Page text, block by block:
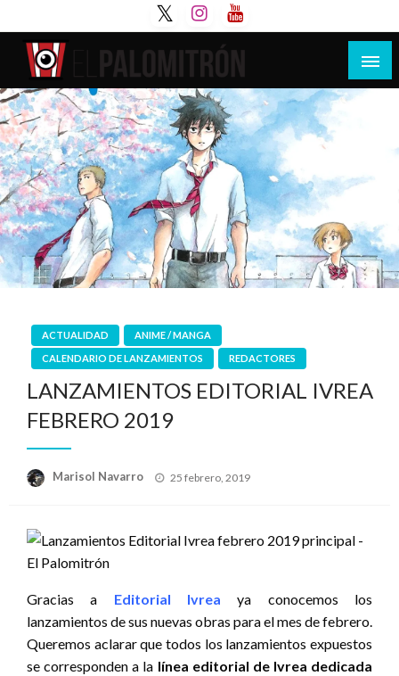
al
contenido
El Palomitrón
Tu espacio de la industria de cine española y
latinoamericana
ACTUALIDAD
ANIME / MANGA
CALENDARIO DE LANZAMIENTOS
REDACTORES
LANZAMIENTOS EDITORIAL IVREA
FEBRERO 2019
Marisol Navarro
Publicado
25 febrero, 2019
Gracias a Editorial Ivrea ya conocemos los
lanzamientos de sus nuevas obras para el mes de febrero.
Queremos aclarar que todos los lanzamientos expuestos
se corresponden a la línea editorial de Ivrea dedicada